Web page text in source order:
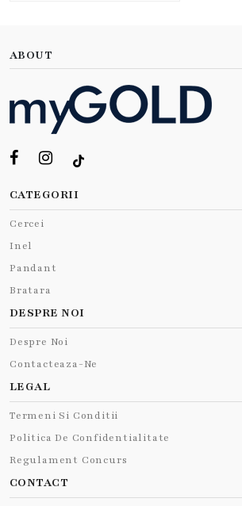
ABOUT
CATEGORII
Cercei
Inel
Pandant
Bratara
DESPRE NOI
Despre Noi
Contacteaza-Ne
LEGAL
Termeni Si Conditii
Politica De Confidentialitate
Regulament Concurs
CONTACT